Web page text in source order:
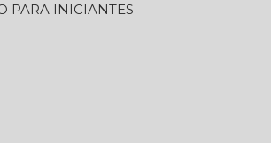
PARA INICIANTES